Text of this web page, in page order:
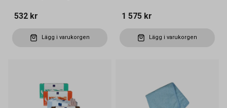
532 kr
Lägg i varukorgen
1 575 kr
Lägg i varukorgen